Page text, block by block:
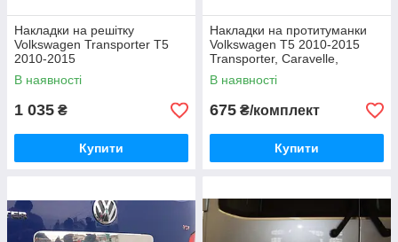
Накладки на решітку
Volkswagen Transporter T5
2010-2015
В наявності
1 035 ₴
Купити
Накладки на протитуманки
Volkswagen T5 2010-2015
Transporter, Caravelle,
Multivan
В наявності
675 ₴/комплект
Купити